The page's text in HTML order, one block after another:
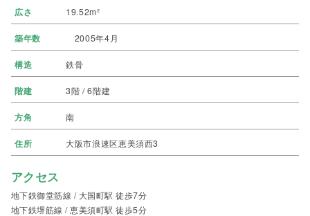
広さ 19.52m²
築年数 2005年4月
構造 鉄骨
階建 3階 / 6階建
方角 南
住所 大阪市浪速区恵美須西3
アクセス
地下鉄御堂筋線 / 大国町駅 徒歩7分
地下鉄堺筋線 / 恵美須町駅 徒歩5分